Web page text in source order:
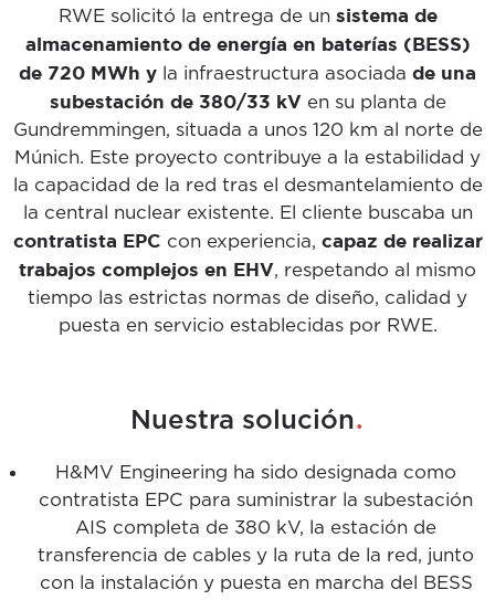
RWE solicitó la entrega de un sistema de
almacenamiento de energía en baterías (BESS)
de 720 MWh y la infraestructura asociada de una
subestación de 380/33 kV en su planta de
Gundremmingen, situada a unos 120 km al norte de
Múnich. Este proyecto contribuye a la estabilidad y
la capacidad de la red tras el desmantelamiento de
la central nuclear existente. El cliente buscaba un
contratista EPC con experiencia, capaz de realizar
trabajos complejos en EHV, respetando al mismo
tiempo las estrictas normas de diseño, calidad y
puesta en servicio establecidas por RWE.
Nuestra solución.
H&MV Engineering ha sido designada como
contratista EPC para suministrar la subestación
AIS completa de 380 kV, la estación de
transferencia de cables y la ruta de la red, junto
con la instalación y puesta en marcha del BESS